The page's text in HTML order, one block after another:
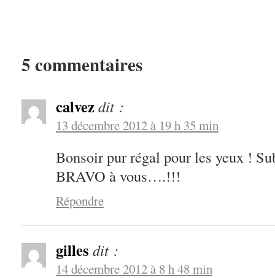
5 commentaires
calvezdit :
13 décembre 2012 à 19 h 35 min
Bonsoir pur régal pour les yeux !
BRAVO à vous….!!!
Répondre
gilles dit :
14 décembre 2012 à 8 h 48 min